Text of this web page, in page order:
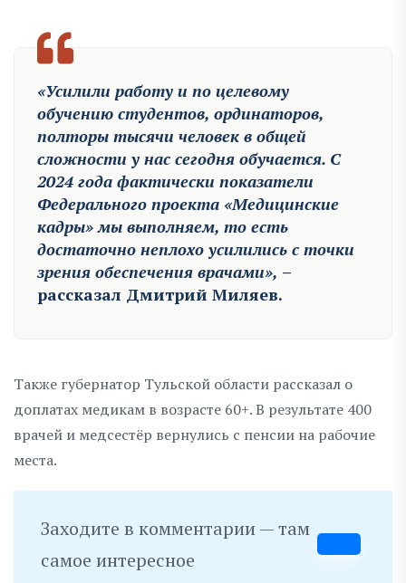
«Усилили работу и по целевому
обучению студентов, ординаторов,
полторы тысячи человек в общей
сложности у нас сегодня обучается. С
2024 года фактически показатели
Федерального проекта «Медицинские
кадры» мы выполняем, то есть
достаточно неплохо усилились с точки
зрения обеспечения врачами», –
рассказал Дмитрий Миляев.
Также губернатор Тульской области рассказал о
доплатах медикам в возрасте 60+. В результате 400
врачей и медсестёр вернулись с пенсии на рабочие
места.
Заходите в комментарии — там
самое интересное